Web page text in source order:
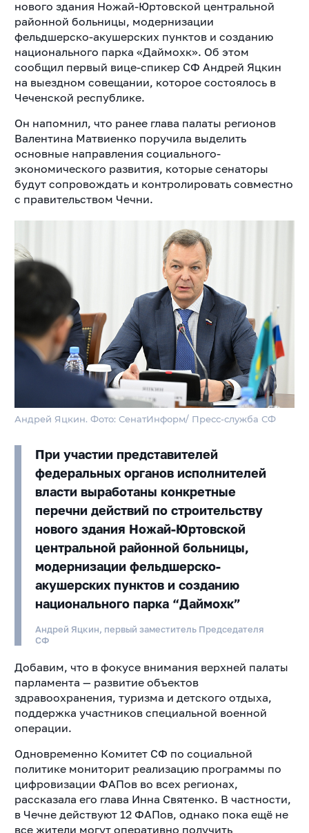
нового здания Ножай-Юртовской центральной
районной больницы, модернизации
фельдшерско-акушерских пунктов и созданию
национального парка «Даймохк». Об этом
сообщил первый вице-спикер СФ Андрей Яцкин
на выездном совещании, которое состоялось в
Чеченской республике.
Он напомнил, что ранее глава палаты регионов
Валентина Матвиенко поручила выделить
основные направления социального-
экономического развития, которые сенаторы
будут сопровождать и контролировать совместно
с правительством Чечни.
Андрей Яцкин. Фото: СенатИнформ/ Пресс-служба СФ
При участии представителей
федеральных органов исполнителей
власти выработаны конкретные
перечни действий по строительству
нового здания Ножай-Юртовской
центральной районной больницы,
модернизации фельдшерско-
акушерских пунктов и созданию
национального парка “Даймохк”
Андрей Яцкин, первый заместитель Председателя
СФ
Добавим, что в фокусе внимания верхней палаты
парламента — развитие объектов
здравоохранения, туризма и детского отдыха,
поддержка участников специальной военной
операции.
Одновременно Комитет СФ по социальной
политике мониторит реализацию программы по
цифровизации ФАПов во всех регионах,
рассказала его глава Инна Святенко. В частности,
в Чечне действуют 12 ФАПов, однако пока ещё не
все жители могут оперативно получить